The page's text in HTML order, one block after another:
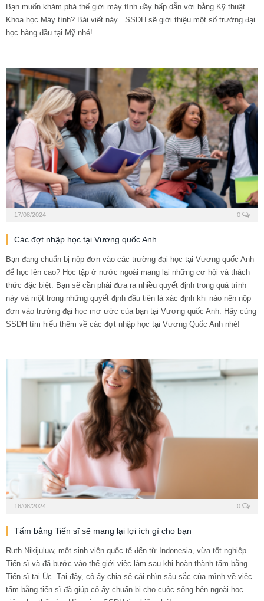
Bạn muốn khám phá thế giới máy tính đầy hấp dẫn với bằng Kỹ thuật
Khoa học Máy tính? Bài viết này SSDH sẽ giới thiệu một số trường đại
học hàng đầu tại Mỹ nhé!
17/08/2024 0
Các đợt nhập học tại Vương quốc Anh
Bạn đang chuẩn bị nộp đơn vào các trường đại học tại Vương quốc Anh
để học lên cao? Học tập ở nước ngoài mang lại những cơ hội và thách
thức đặc biệt. Bạn sẽ cần phải đưa ra nhiều quyết định trong quá trình
này và một trong những quyết định đầu tiên là xác định khi nào nên nộp
đơn vào trường đại học mơ ước của bạn tại Vương quốc Anh. Hãy cùng
SSDH tìm hiểu thêm về các đợt nhập học tại Vương Quốc Anh nhé!
16/08/2024 0
Tấm bằng Tiến sĩ sẽ mang lại lợi ích gì cho bạn
Ruth Nikijuluw, một sinh viên quốc tế đến từ Indonesia, vừa tốt nghiệp
Tiến sĩ và đã bước vào thế giới việc làm sau khi hoàn thành tấm bằng
Tiến sĩ tại Úc. Tại đây, cô ấy chia sẻ cái nhìn sâu sắc của mình về việc
tấm bằng tiến sĩ đã giúp cô ấy chuẩn bị cho cuộc sống bên ngoài học